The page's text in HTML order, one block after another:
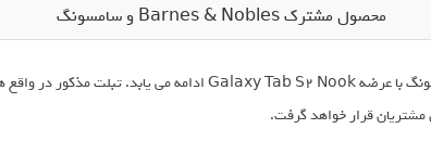
محصول مشترک Barnes & Nobles و سامسونگ